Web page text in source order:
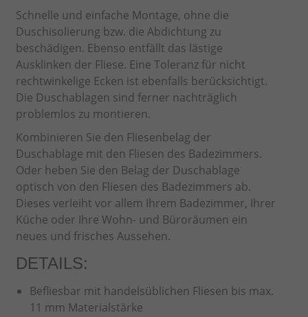
Schnelle und einfache Montage, ohne die
Duschisolierung bzw. die Abdichtung zu
beschädigen. Ebenso entfällt das lästige
Ausklinken der Fliese. Eine Toleranz für nicht
rechtwinkelige Ecken ist ebenfalls berücksichtigt.
Die Duschablagen sind ferner nachträglich
problemlos zu montieren.
Kombinieren Sie den Fliesenbelag der
Duschablage mit den Fliesen des Badezimmers.
Oder heben Sie den Belag der Duschablage
optisch von den Fliesen des Badezimmers ab.
Dieses verleiht vor allem Ihrem Badezimmer, Ihrer
Küche oder Ihre Wohn- und Büroräumen ein
neues und frisches Aussehen.
DETAILS:
Befliesbar mit handelsüblichen Fliesen bis max.
11 mm Materialstärke